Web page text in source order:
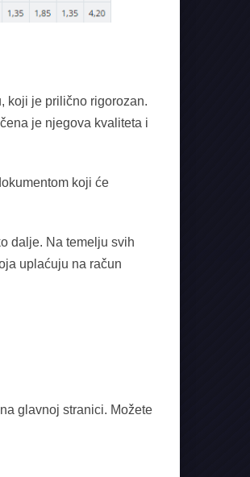
koji je prilično rigorozan.
je njegova kvaliteta i
koji će
dalje. Na temelju svih
uplaćuju na račun
glavnoj stranici. Možete